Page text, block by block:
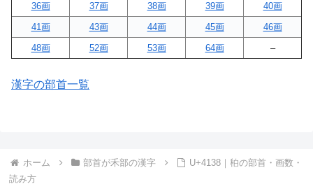
36画
37画 38画 39画
40画
41画
43画 44画 45画
46画
48画
52画 53画 64画 –
漢字の部首一覧
ホーム 部首が禾部の漢字
U+4138｜䄸の部首・画数・
読み方